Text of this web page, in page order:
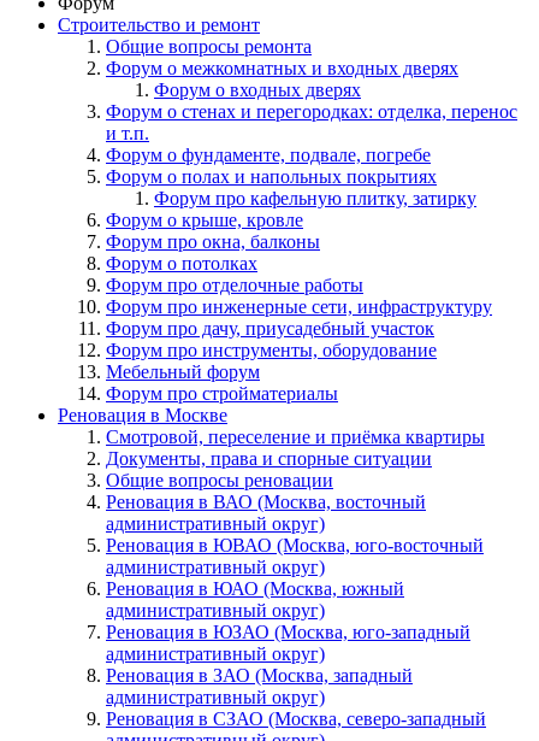
Строительство и ремонт
Общие вопросы ремонта
Форум о межкомнатных и входных дверях
Форум о входных дверях
Форум о стенах и перегородках: отделка, перенос
и т.п.
Форум о фундаменте, подвале, погребе
Форум о полах и напольных покрытиях
Форум про кафельную плитку, затирку
Форум о крыше, кровле
Форум про окна, балконы
Форум о потолках
Форум про отделочные работы
Форум про инженерные сети, инфраструктуру
Форум про дачу, приусадебный участок
Форум про инструменты, оборудование
Мебельный форум
Форум про стройматериалы
Реновация в Москве
Смотровой, переселение и приёмка квартиры
Документы, права и спорные ситуации
Общие вопросы реновации
Реновация в ВАО (Москва, восточный
административный округ)
Реновация в ЮВАО (Москва, юго-восточный
административный округ)
Реновация в ЮАО (Москва, южный
административный округ)
Реновация в ЮЗАО (Москва, юго-западный
административный округ)
Реновация в ЗАО (Москва, западный
административный округ)
Реновация в СЗАО (Москва, северо-западный